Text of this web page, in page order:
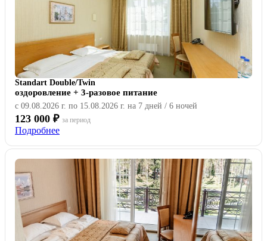
Standart Double/Twin
оздоровление + 3-разовое питание
с 09.08.2026 г. по 15.08.2026 г. на 7 дней / 6 ночей
123 000 ₽ за период
Подробнее